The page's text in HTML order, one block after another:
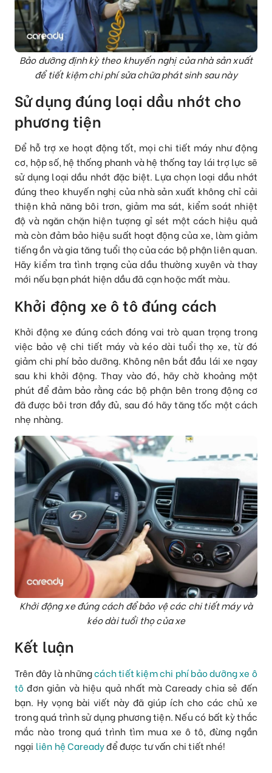
Bảo dưỡng định kỳ theo khuyến nghị của nhà sản xuất
để tiết kiệm chi phí sửa chữa phát sinh sau này
Sử dụng đúng loại dầu nhớt cho
phương tiện
Để hỗ trợ xe hoạt động tốt, mọi chi tiết máy như động
cơ, hộp số, hệ thống phanh và hệ thống tay lái trợ lực sẽ
sử dụng loại dầu nhớt đặc biệt. Lựa chọn loại dầu nhớt
đúng theo khuyến nghị của nhà sản xuất không chỉ cải
thiện khả năng bôi trơn, giảm ma sát, kiểm soát nhiệt
độ và ngăn chặn hiện tượng gỉ sét một cách hiệu quả
mà còn đảm bảo hiệu suất hoạt động của xe, làm giảm
tiếng ồn và gia tăng tuổi thọ của các bộ phận liên quan.
Hãy kiểm tra tình trạng của dầu thường xuyên và thay
mới nếu bạn phát hiện dầu đã cạn hoặc mất màu.
Khởi động xe ô tô đúng cách
Khởi động xe đúng cách đóng vai trò quan trọng trong
việc bảo vệ chi tiết máy và kéo dài tuổi thọ xe, từ đó
giảm chi phí bảo dưỡng. Không nên bắt đầu lái xe ngay
sau khi khởi động. Thay vào đó, hãy chờ khoảng một
phút để đảm bảo rằng các bộ phận bên trong động cơ
đã được bôi trơn đầy đủ, sau đó hãy tăng tốc một cách
nhẹ nhàng.
Khởi động xe đúng cách để bảo vệ các chi tiết máy và
kéo dài tuổi thọ của xe
Kết luận
Trên đây là nhữngcách tiết kiệm chi phí bảo dưỡng xe ô
tô đơn giản và hiệu quả nhất mà Caready chia sẻ đến
bạn. Hy vọng bài viết này đã giúp ích cho các chủ xe
trong quá trình sử dụng phương tiện. Nếu có bất kỳ thắc
mắc nào trong quá trình tìm mua xe ô tô, đừng ngần
ngại liên hệ Careadyđể được tư vấn chi tiết nhé!